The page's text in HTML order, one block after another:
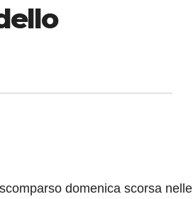
domenica scorsa nelle